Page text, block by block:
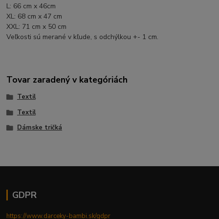
L: 66 cm x 46cm
XL: 68 cm x 47 cm
XXL: 71 cm x 50 cm
Veľkosti sú merané v kľude, s odchýlkou +- 1 cm.
Tovar zaradený v kategóriách
Textil
Textil
Dámske tričká
GDPR
https://www.darceky-bambi.sk/gdpr